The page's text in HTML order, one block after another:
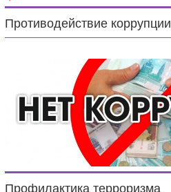
Противодействие коррупции
Профилактика терроризма